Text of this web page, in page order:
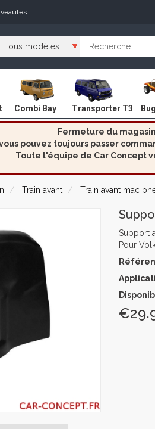
Combi Bay Transporter T3
Fermeture du
pouvez toujours passer
Toute l'équipe de Car Concept
Train avant Train avant mac
Support
Pour